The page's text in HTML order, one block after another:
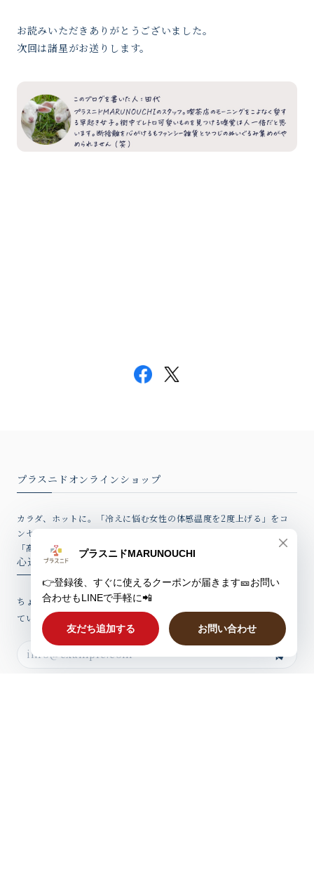
お読みいただきありがとうございました。
次回は諸星がお送りします。
プラスニドオンラインショップ
カラダ、ホットに。「冷えに悩む女性の体感温度を2度上げる」をコ
ンセプトとしたココロとカラダが温まるはらまきやバスソルトなど、
「高品質アイテム」を心込めてお届けしています。
心込めたウィークリーレター
ちょっとしたお話、新製品情報やお得なクーポンを心込めてお届けし
ていますのでぜひご登録ください。